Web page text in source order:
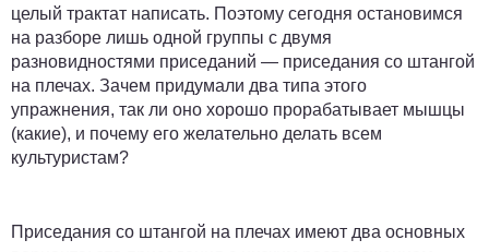
целый трактат написать. Поэтому сегодня остановимся
на разборе лишь одной группы с двумя
разновидностями приседаний — приседания со штангой
на плечах. Зачем придумали два типа этого
упражнения, так ли оно хорошо прорабатывает мышцы
(какие), и почему его желательно делать всем
культуристам?
Приседания со штангой на плечах имеют два основных